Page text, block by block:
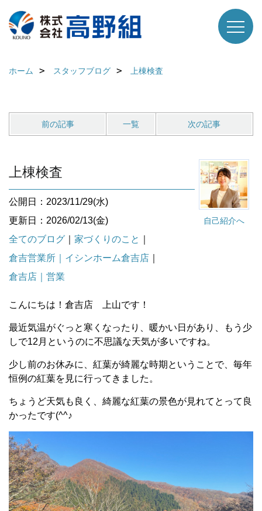
ホーム スタッフブログ 上棟検査
前の記事 一覧 次の記事
自己紹介へ
上棟検査
公開日：2023/11/29(水)
更新日：2026/02/13(金)
全てのブログ
家づくりのこと
倉吉営業所｜イシンホーム倉吉店
倉吉店｜営業
こんにちは！倉吉店 上山です！
最近気温がぐっと寒くなったり、暖かい日があり、もう少
しで12 月というのに不思議な天気が多いですね。
少し前のお休みに、紅葉が綺麗な時期ということで、毎年
恒例の紅葉を見に行ってきました。
ちょうど天気も良く、綺麗な紅葉の景色が見れてとって良
かったです(^^♪